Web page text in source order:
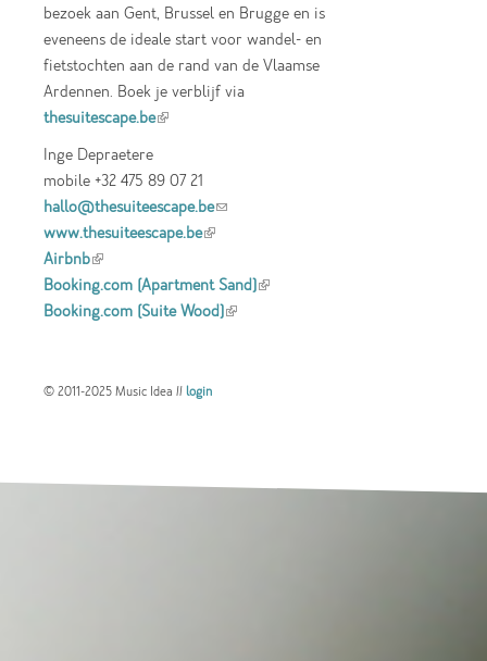
bezoek aan Gent, Brussel en Brugge en is
eveneens de ideale start voor wandel- en
fietstochten aan de rand van de Vlaamse
Ardennen. Boek je verblijf via
thesuitescape.be(link is external)
Inge Depraetere
mobile +32 475 89 07 21
hallo@thesuiteescape.be(link sends e-mail)
www.thesuiteescape.be(link is external)
Airbnb(link is external)
Booking.com (Apartment Sand)(link is
Booking.com (Suite Wood)(link is external)
© 2011-2025 Music Idea //login